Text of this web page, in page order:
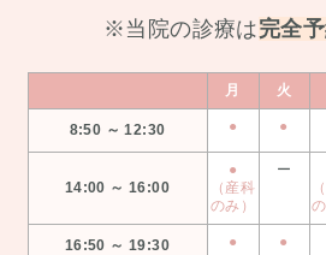
※当院の診療は完全
月 火
8:50 ～ 12:30 ● ●
14:00 ～ 16:00
●
（産科
のみ）
ー
16:50 ～ 19:30 ● ●